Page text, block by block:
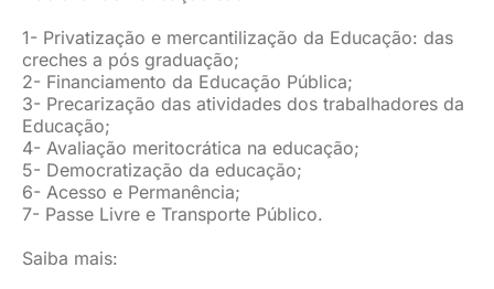
1- Privatização e mercantilização da Educação: das
creches a pós graduação;
2- Financiamento da Educação Pública;
3- Precarização das atividades dos trabalhadores da
Educação;
4- Avaliação meritocrática na educação;
5- Democratização da educação;
6- Acesso e Permanência;
7- Passe Livre e Transporte Público.
Saiba mais: